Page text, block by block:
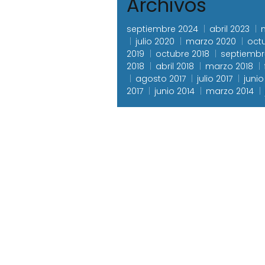
septiembre 2024 abril 2023
julio 2020
marzo 2020
2019
octubre 2018
2018
abril 2018 marzo 2018
agosto 2017
julio 2017 junio
2017
junio 2014 marzo 2014